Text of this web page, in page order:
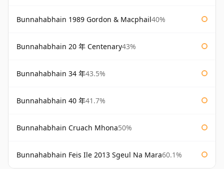
Bunnahabhain 1989 Gordon & Macphail40%
Bunnahabhain 20 年 Centenary43%
Bunnahabhain 34 年43.5%
Bunnahabhain 40 年41.7%
Bunnahabhain Cruach Mhona50%
Bunnahabhain Feis Ile 2013 Sgeul Na Mara60.1%